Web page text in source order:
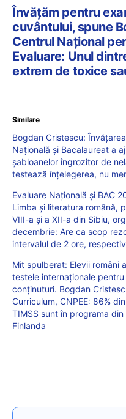
Învățăm pentru
cuvântului, spune
Centrul Național
Evaluare: Unul
extrem de toxice
Similare
Bogdan Cristescu:
Națională și Bacalaureat a
șabloanelor îngrozitor de
testează înțelegerea, nu
Evaluare Națională și BAC
Limba și literatura română,
VIII-a și a XII-a din Sibiu,
decembrie: Are ca scop
intervalul de 2 ore,
Mit spulberat: Elevii români
testele internaționale
conținuturi. Bogdan
Curriculum, CNPEE: 86%
TIMSS sunt în programa
Finlanda